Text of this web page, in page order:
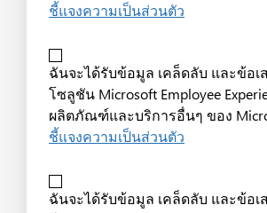
ชี้แจงความเป็นส่วนตัว
ฉันจะได้รับข้อมูล เคล็ดลับ และข้อเ
โซลูชัน Microsoft Employee
ผลิตภัณฑ์และบริการอื่นๆ ของ
ชี้แจงความเป็นส่วนตัว
ฉันจะได้รับข้อมูล เคล็ดลับ และข้อเ